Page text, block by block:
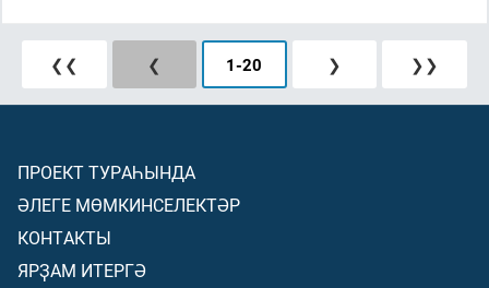
❮❮ ❮ 1-20 ❯ ❯❯
ПРОЕКТ ТУРАҺЫНДА
ӘЛЕГЕ МӨМКИНСЕЛЕКТӘР
КОНТАКТЫ
ЯРҘАМ ИТЕРГӘ